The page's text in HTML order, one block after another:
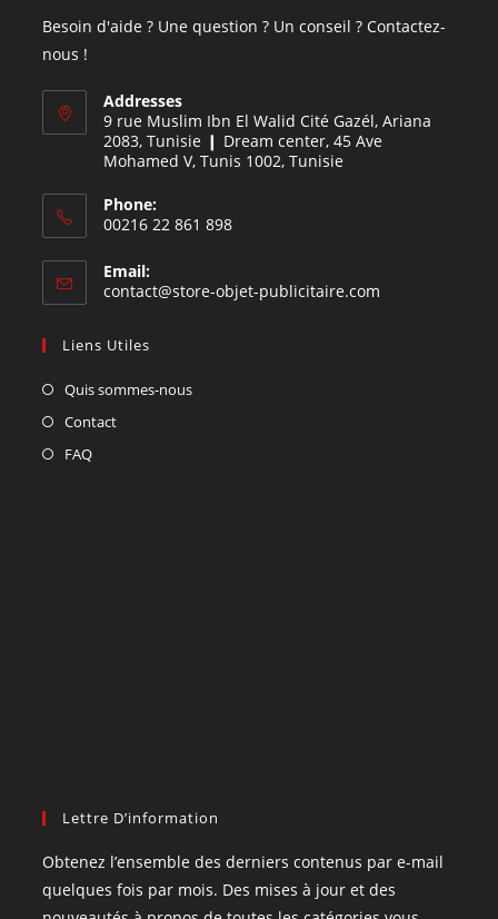
Besoin d'aide ? Une question ? Un conseil ? Contactez-
nous !
Addresses
9 rue Muslim Ibn El Walid Cité Gazél, Ariana
2083, Tunisie ❙ Dream center, 45 Ave
Mohamed V, Tunis 1002, Tunisie
Phone:
00216 22 861 898
Email:
contact@store-objet-publicitaire.com
Liens Utiles
Quis sommes-nous
Contact
FAQ
Lettre D’information
Obtenez l’ensemble des derniers contenus par e-mail
quelques fois par mois. Des mises à jour et des